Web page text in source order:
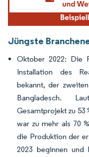
Jüngste
Oktober 2022: Die
Installation des
bekannt, der
Bangladesch.
Gesamtprojekt zu 53
war zu mehr als 70
die Produktion der
2023 beginnen und